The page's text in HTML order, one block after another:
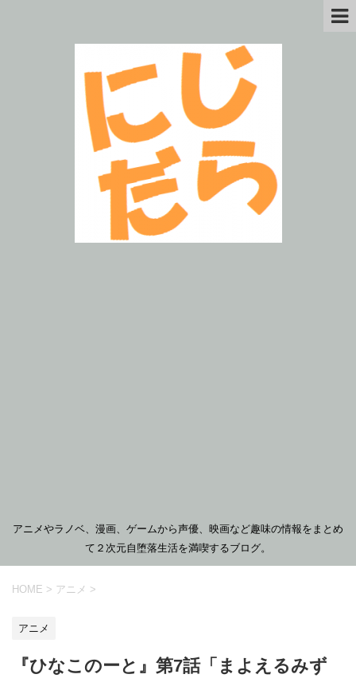
アニメやラノベ、漫画、ゲームから声優、映画など趣味の情報をまとめ
て２次元自堕落生活を満喫するブログ。
HOME > アニメ >
アニメ
『ひなこのーと』第7話「まよえるみず